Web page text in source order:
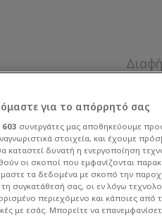
Αράο οι
Η γκάφα
για το απόρρητό σας
603 συνεργάτες μας αποθηκεύουμε
στοιχεία, και έχουμε
καταστεί δυνατή η ενεργοποίηση
οι σκοποί που εμφανίζονται
τα δεδομένα με σκοπό την
συγκατάθεσή σας, οι εν λόγω
περιεχόμενο και κάποιες από
με εσάς. Μπορείτε να